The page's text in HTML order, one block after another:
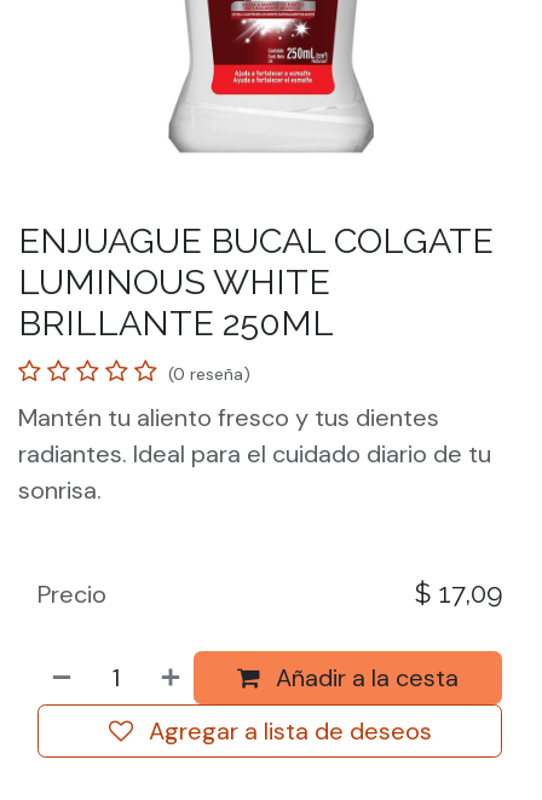
ENJUAGUE BUCAL COLGATE
LUMINOUS WHITE
BRILLANTE 250ML
(0 reseña)
Mantén tu aliento fresco y tus dientes
radiantes. Ideal para el cuidado diario de tu
sonrisa.
Añadir a la cesta
Agregar a lista de deseos
Precio $ 17,09